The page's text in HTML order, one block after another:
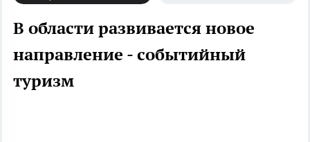
В области развивается новое
направление - событийный
туризм